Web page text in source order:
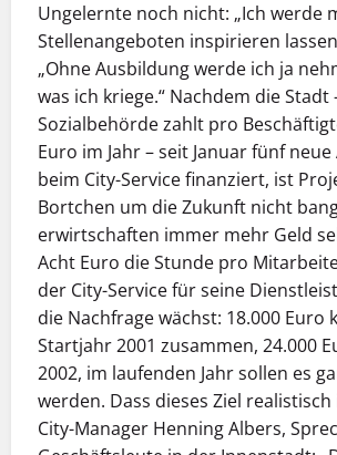
Ungelernte noch nicht: „Ich werde
Stellenangeboten inspirieren
„Ohne Ausbildung werde ich ja
was ich kriege.“ Nachdem die Stadt
Sozialbehörde zahlt pro
Euro im Jahr – seit Januar fünf
beim City-Service finanziert, ist
Bortchen um die Zukunft nicht
erwirtschaften immer mehr Geld
Acht Euro die Stunde pro
der City-Service für seine
die Nachfrage wächst: 18.000 Euro
Startjahr 2001 zusammen, 24.000
2002, im laufenden Jahr sollen es
werden. Dass dieses Ziel
City-Manager Henning Albers,